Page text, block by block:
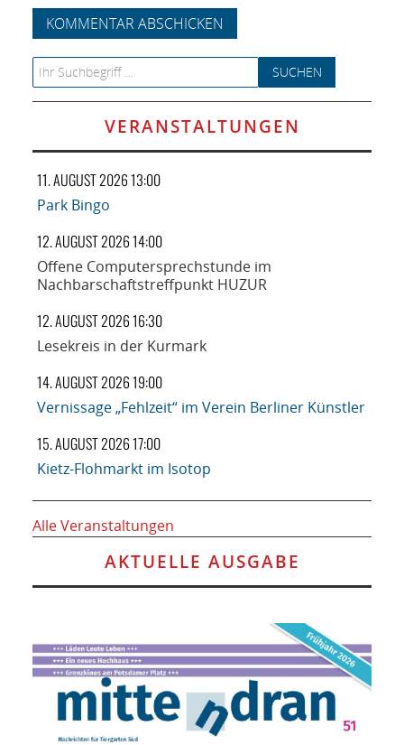
Search for:
VERANSTALTUNGEN
11. AUGUST 2026 13:00
Park Bingo
12. AUGUST 2026 14:00
Offene Computersprechstunde im
Nachbarschaftstreffpunkt HUZUR
12. AUGUST 2026 16:30
Lesekreis in der Kurmark
14. AUGUST 2026 19:00
Vernissage „Fehlzeit“ im Verein Berliner Künstler
15. AUGUST 2026 17:00
Kietz-Flohmarkt im Isotop
Alle Veranstaltungen
AKTUELLE AUSGABE